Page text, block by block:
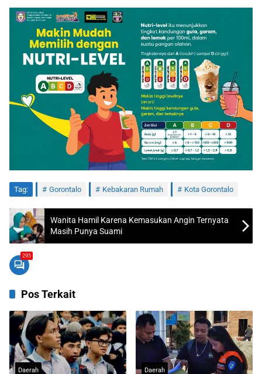
Tag: Gorontalo Kebakaran Rumah Kota Gorontalo
Wanita Hamil Karena Kemasukan Angin Ternyata
Masih Punya Suami
295
Pos Terkait
Daerah Daerah